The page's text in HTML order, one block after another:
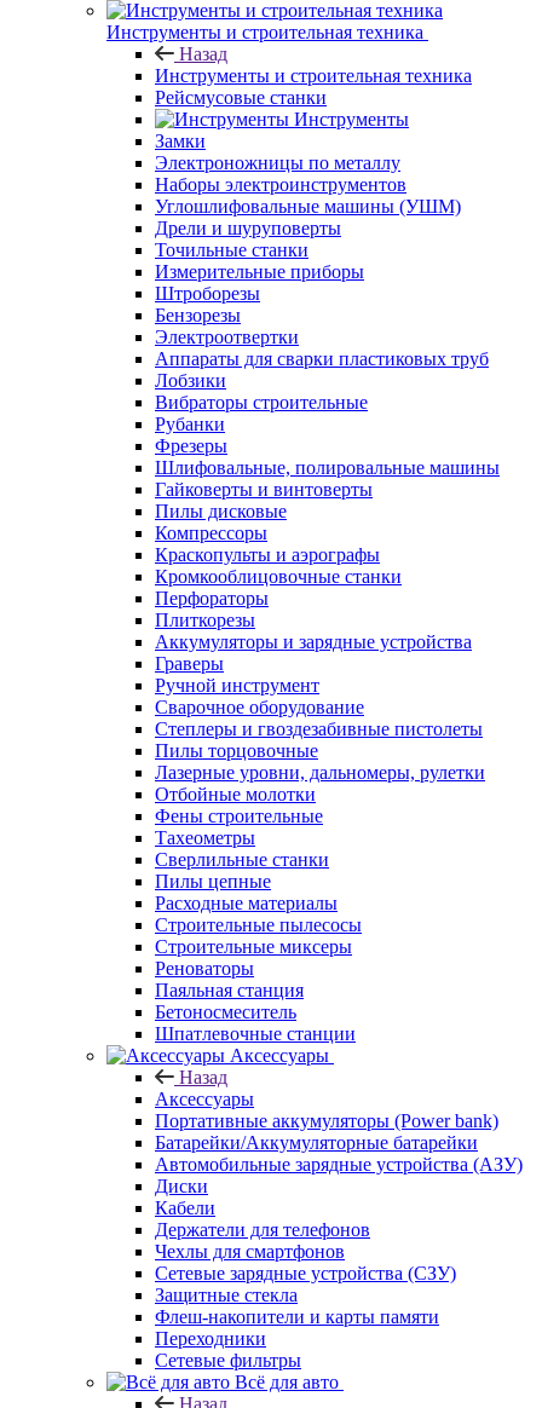
Инструменты и строительная техника
Назад
Инструменты и строительная техника
Рейсмусовые станки
Инструменты
Замки
Электроножницы по металлу
Наборы электроинструментов
Углошлифовальные машины (УШМ)
Дрели и шуруповерты
Точильные станки
Измерительные приборы
Штроборезы
Бензорезы
Электроотвертки
Аппараты для сварки пластиковых труб
Лобзики
Вибраторы строительные
Рубанки
Фрезеры
Шлифовальные, полировальные машины
Гайковерты и винтоверты
Пилы дисковые
Компрессоры
Краскопульты и аэрографы
Кромкооблицовочные станки
Перфораторы
Плиткорезы
Аккумуляторы и зарядные устройства
Граверы
Ручной инструмент
Сварочное оборудование
Степлеры и гвоздезабивные пистолеты
Пилы торцовочные
Лазерные уровни, дальномеры, рулетки
Отбойные молотки
Фены строительные
Тахеометры
Сверлильные станки
Пилы цепные
Расходные материалы
Строительные пылесосы
Строительные миксеры
Реноваторы
Паяльная станция
Бетоносмеситель
Шпатлевочные станции
Аксессуары
Назад
Аксессуары
Портативные аккумуляторы (Power bank)
Батарейки/Аккумуляторные батарейки
Автомобильные зарядные устройства (АЗУ)
Диски
Кабели
Держатели для телефонов
Чехлы для смартфонов
Сетевые зарядные устройства (СЗУ)
Защитные стекла
Флеш-накопители и карты памяти
Переходники
Сетевые фильтры
Всё для авто
Назад